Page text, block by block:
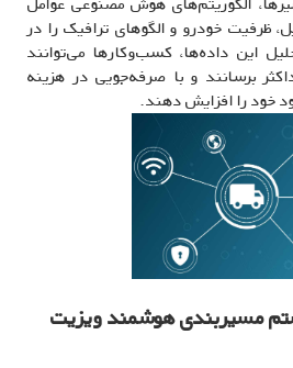
ظرفیت خودرو و الگوهای ترافیک را در
این داده‌ها، کسب‌وکارها می‌توانند
برسانند و با صرفه‌جویی در هزینه
خود را افزایش دهند.
مسیربندی هوشمند ویزیت